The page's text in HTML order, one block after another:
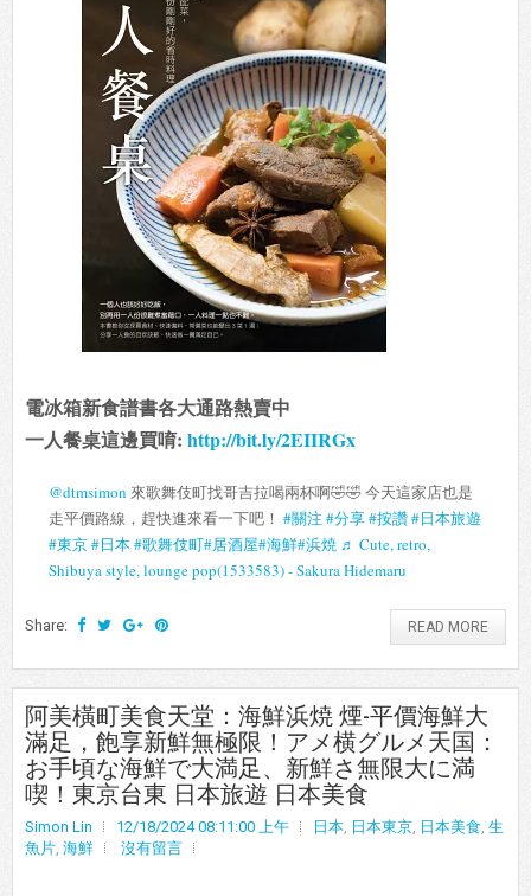
電冰箱新食譜書各大通路熱賣中
一人餐桌這邊買唷: http://bit.ly/2EIIRGx
@dtmsimon 來歌舞伎町找哥吉拉喝兩杯啊🤣🤣 今天這家店也是
走平價路線，趕快進來看一下吧！ #關注 #分享#按讚#日本旅遊
#東京#日本#歌舞伎町#居酒屋#海鮮#浜焼 ♬ Cute, retro,
Shibuya style, lounge pop(1533583) - Sakura Hidemaru
Share: READ MORE
阿美橫町美食天堂：海鮮浜焼 煙-平價海鮮大
滿足，飽享新鮮無極限！アメ横グルメ天国：
お手頃な海鮮で大満足、新鮮さ無限大に満
喫！東京台東 日本旅遊 日本美食
Simon Lin 12/18/2024 08:11:00 上午 日本, 日本東京, 日本美食, 生
魚片, 海鮮 沒有留言